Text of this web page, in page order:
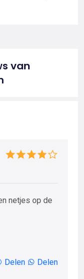
van
netjes op de
Delen Delen